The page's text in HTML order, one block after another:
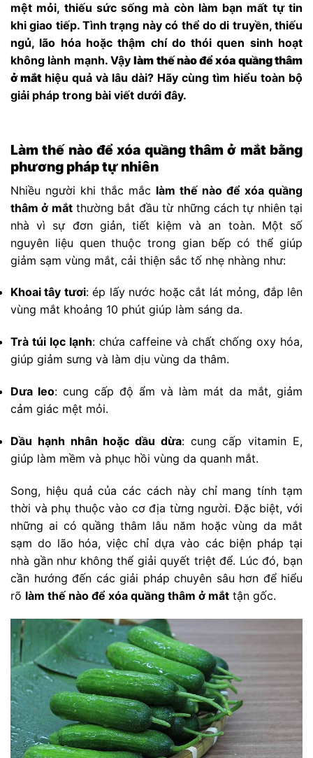
mệt mỏi, thiếu sức sống mà còn làm bạn mất tự tin
khi giao tiếp. Tình trạng này có thể do di truyền, thiếu
ngủ, lão hóa hoặc thậm chí do thói quen sinh hoạt
không lành mạnh. Vậylàm thế nào để xóa quầng thâm
ở mắt hiệu quả và lâu dài? Hãy cùng tìm hiểu toàn bộ
giải pháp trong bài viết dưới đây.
Làm thế nào để xóa quầng thâm ở mắt bằng
phương pháp tự nhiên
Nhiều người khi thắc mắc làm thế nào để xóa quầng
thâm ở mắtthường bắt đầu từ những cách tự nhiên tại
nhà vì sự đơn giản, tiết kiệm và an toàn. Một số
nguyên liệu quen thuộc trong gian bếp có thể giúp
giảm sạm vùng mắt, cải thiện sắc tố nhẹ nhàng như:
Khoai tây tươi: ép lấy nước hoặc cắt lát mỏng, đắp lên
vùng mắt khoảng 10 phút giúp làm sáng da.
Trà túi lọc lạnh: chứa caffeine và chất chống oxy hóa,
giúp giảm sưng và làm dịu vùng da thâm.
Dưa leo: cung cấp độ ẩm và làm mát da mắt, giảm
cảm giác mệt mỏi.
Dầu hạnh nhân hoặc dầu dừa: cung cấp vitamin E,
giúp làm mềm và phục hồi vùng da quanh mắt.
Song, hiệu quả của các cách này chỉ mang tính tạm
thời và phụ thuộc vào cơ địa từng người. Đặc biệt, với
những ai có quầng thâm lâu năm hoặc vùng da mắt
sạm do lão hóa, việc chỉ dựa vào các biện pháp tại
nhà gần như không thể giải quyết triệt để. Lúc đó, bạn
cần hướng đến các giải pháp chuyên sâu hơn để hiểu
rõ làm thế nào để xóa quầng thâm ở mắt tận gốc.